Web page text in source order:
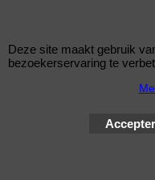
Deze site maakt gebruik
bezoekerservaring te